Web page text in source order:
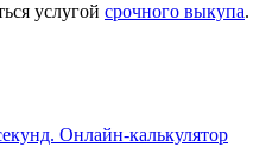
услугой срочного выкупа.